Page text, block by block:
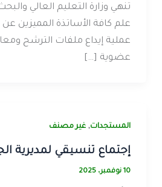
تنهي وزارة التعليم العالي
علم كافة الأساتذة المميزين
عملية إيداع ملفات الترشح
عضوية […]
المستجدات, غير مصنف
إجتماع تنسيقي لمديرية
10 نوفمبر، 2025